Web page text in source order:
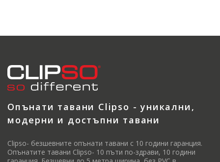
Опънати тавани Clipso - уникални,
модерни и достъпни тавани
Clipso- безшевните опънати тавани с 10 години гаранция.
Опънатите тавани Clipso- 10 пъти по-здрави, 10 години